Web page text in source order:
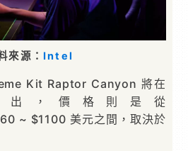
來源： Intel
Kit Raptor Canyon 將在
出，價格則是從
~ $1100 美元之間，取決於